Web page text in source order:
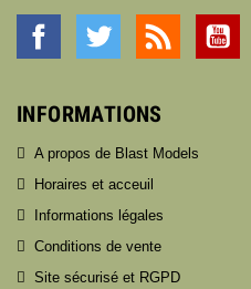
Facebook Twitter
INFORMATIONS
A propos de Blast Models
Horaires et acceuil
Informations légales
Conditions de vente
Site sécurisé et RGPD